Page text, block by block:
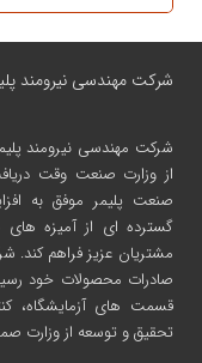
شرکت مهندسی نیرومند
شرکت مهندسی نیرومند
از وزارت صنعت وقت
صنعت پلیمر موفق به
گسترده ای از آمیزه
مشتریان عزیز فراهم کند.
صادرات محصولات خود
قسمت های آزمایشگاه،
تحقیق و توسعه از